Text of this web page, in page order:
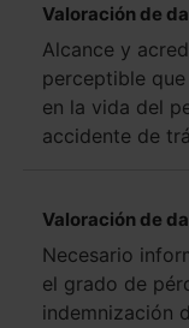
Valoración de
Alcance y
perceptible
en la vida del
accidente de
Valoración de
Necesario
el grado de
indemnización